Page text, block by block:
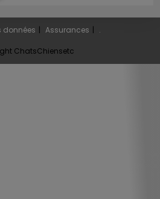
données Assurances .
ChatsChiensetc